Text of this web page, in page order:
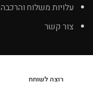
עלויות משלוח והרכבה
צור קשר
רוצה לשוחח